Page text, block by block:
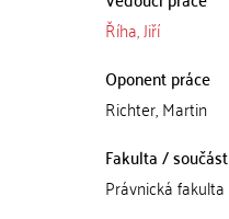
Říha, Jiří
Oponent práce
Richter, Martin
Fakulta / součást
Právnická fakulta